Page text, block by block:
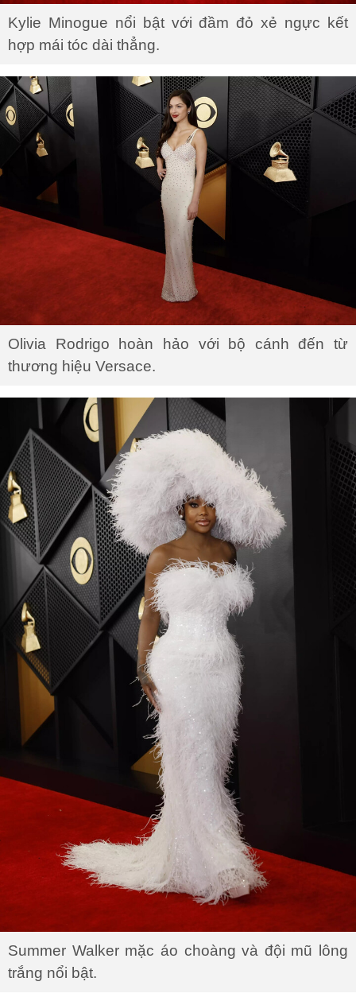
Kylie Minogue nổi bật với đầm đỏ xẻ ngực kết
hợp mái tóc dài thẳng.
Olivia Rodrigo hoàn hảo với bộ cánh đến từ
thương hiệu Versace.
Summer Walker mặc áo choàng và đội mũ lông
trắng nổi bật.